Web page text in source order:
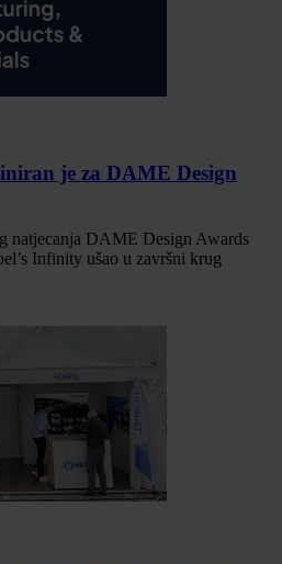
je za DAME Design
natjecanja DAME Design Awards
Infinity ušao u završni krug